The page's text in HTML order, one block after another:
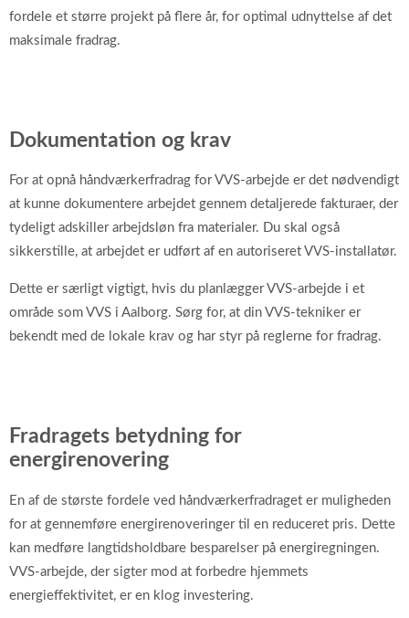
fordele et større projekt på flere år, for optimal udnyttelse af det
maksimale fradrag.
Dokumentation og krav
For at opnå håndværkerfradrag for VVS-arbejde er det nødvendigt
at kunne dokumentere arbejdet gennem detaljerede fakturaer, der
tydeligt adskiller arbejdsløn fra materialer. Du skal også
sikkerstille, at arbejdet er udført af en autoriseret VVS-installatør.
Dette er særligt vigtigt, hvis du planlægger VVS-arbejde i et
område som VVS i Aalborg. Sørg for, at din VVS-tekniker er
bekendt med de lokale krav og har styr på reglerne for fradrag.
Fradragets betydning for
energirenovering
En af de største fordele ved håndværkerfradraget er muligheden
for at gennemføre energirenoveringer til en reduceret pris. Dette
kan medføre langtidsholdbare besparelser på energiregningen.
VVS-arbejde, der sigter mod at forbedre hjemmets
energieffektivitet, er en klog investering.